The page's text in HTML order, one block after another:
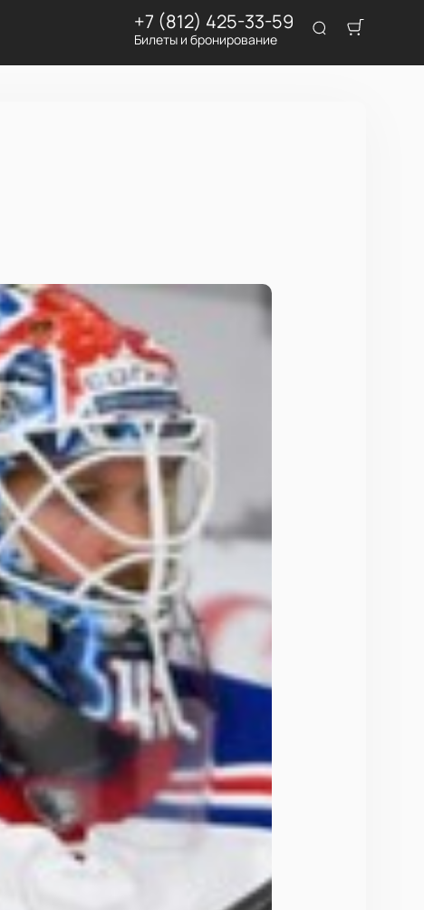
+7 (812) 425-33-59
Билеты и бронирование